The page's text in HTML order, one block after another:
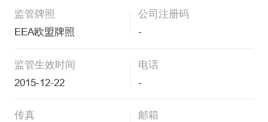
监管牌照
EEA欧盟牌照
公司注册码
-
监管生效时间
2015-12-22
电话
-
传真
邮箱